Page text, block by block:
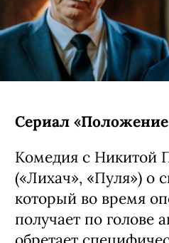
Сериал «Положение
Комедия с Никитой
(«Лихач», «Пуля») о
который во время
получает по голове